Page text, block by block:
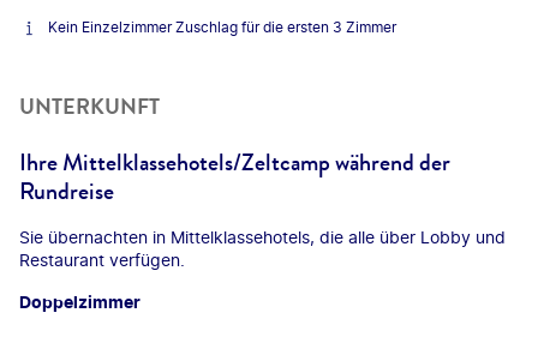
Kein Einzelzimmer Zuschlag für die ersten 3 Zimmer
UNTERKUNFT
Ihre Mittelklassehotels/Zeltcamp während der
Rundreise
Sie übernachten in Mittelklassehotels, die alle über Lobby und
Restaurant verfügen.
Doppelzimmer